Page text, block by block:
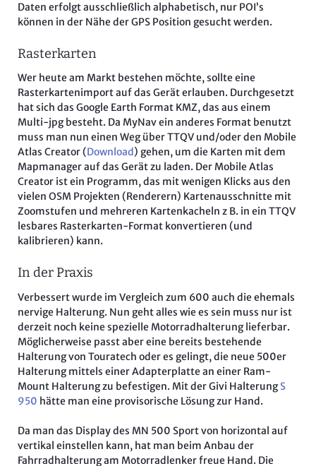
Daten erfolgt ausschließlich alphabetisch, nur POI’s
können in der Nähe der GPS Position gesucht werden.
Rasterkarten
Wer heute am Markt bestehen möchte, sollte eine
Rasterkartenimport auf das Gerät erlauben. Durchgesetzt
hat sich das Google Earth Format KMZ, das aus einem
Multi-jpg besteht. Da MyNav ein anderes Format benutzt
muss man nun einen Weg über TTQV und/oder den Mobile
Atlas Creator (Download ) gehen, um die Karten mit dem
Mapmanager auf das Gerät zu laden. Der Mobile Atlas
Creator ist ein Programm, das mit wenigen Klicks aus den
vielen OSM Projekten (Renderern) Kartenausschnitte mit
Zoomstufen und mehreren Kartenkacheln z B. in ein TTQV
lesbares Rasterkarten-Format konvertieren (und
kalibrieren) kann.
In der Praxis
Verbessert wurde im Vergleich zum 600 auch die ehemals
nervige Halterung. Nun geht alles wie es sein muss nur ist
derzeit noch keine spezielle Motorradhalterung lieferbar.
Möglicherweise passt aber eine bereits bestehende
Halterung von Touratech oder es gelingt, die neue 500er
Halterung mittels einer Adapterplatte an einer Ram-
Mount Halterung zu befestigen. Mit der Givi HalterungS
950 hätte man eine provisorische Lösung zur Hand.
Da man das Display des MN 500 Sport von horizontal auf
vertikal einstellen kann, hat man beim Anbau der
Fahrradhalterung am Motorradlenker freue Hand. Die